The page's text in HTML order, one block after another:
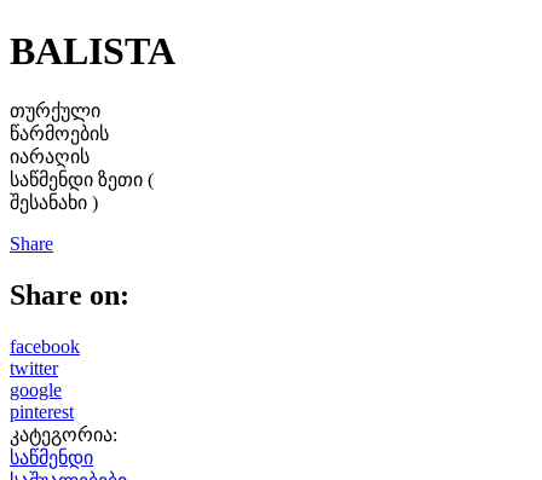
BALISTA
თურქული
წარმოების
იარაღის
საწმენდი ზეთი (
შესანახი )
Share
Share on:
facebook
twitter
google
pinterest
კატეგორია:
საწმენდი